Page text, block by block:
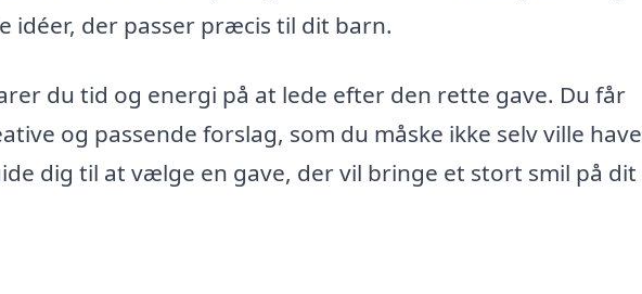
der passer præcis til dit barn.
du tid og energi på at lede efter den rette gave. Du får
og passende forslag, som du måske ikke selv ville have
dig til at vælge en gave, der vil bringe et stort smil på dit